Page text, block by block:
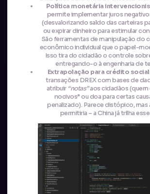
Política monetária
permite implementar juros
(desvalorizando saldo das carteiras
ou expirar dinheiro para estimular
São ferramentas de manipulação do
econômico individual que o papel-
Isso tira do cidadão o controle
entregando-o à engenharia de
Extrapolação para crédito
transações DREX com bases de
atribuir “notas”aos cidadãos (quem
nocivos” ou doa para certas
penalizado). Parece distópico, mas
permitiria – a China já trilha